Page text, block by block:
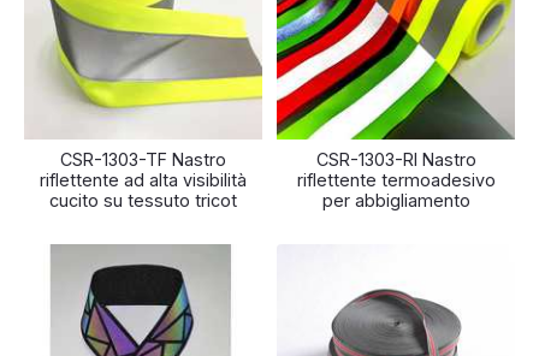
CSR-1303-TF Nastro
riflettente ad alta visibilità
cucito su tessuto tricot
CSR-1303-RI Nastro
riflettente termoadesivo
per abbigliamento